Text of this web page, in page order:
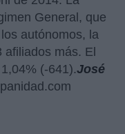
General, que
autónomos, la
más. El
(-641).José